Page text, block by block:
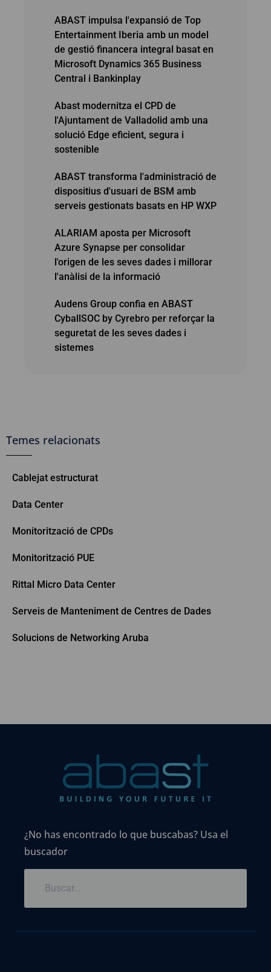
ABAST impulsa l'expansió de Top
Entertainment Iberia amb un model
de gestió financera integral basat en
Microsoft Dynamics 365 Business
Central i Bankinplay
Abast modernitza el CPD de
l'Ajuntament de Valladolid amb una
solució Edge eficient, segura i
sostenible
ABAST transforma l'administració de
dispositius d'usuari de BSM amb
serveis gestionats basats en HP WXP
ALARIAM aposta per Microsoft
Azure Synapse per consolidar
l'origen de les seves dades i millorar
l'anàlisi de la informació
Audens Group confia en ABAST
CyballSOC by Cyrebro per reforçar la
seguretat de les seves dades i
sistemes
Temes relacionats
Cablejat estructurat
Data Center
Monitorització de CPDs
Monitorització PUE
Rittal Micro Data Center
Serveis de Manteniment de Centres de Dades
Solucions de Networking Aruba
¿No has encontrado lo que buscabas? Usa el
buscador